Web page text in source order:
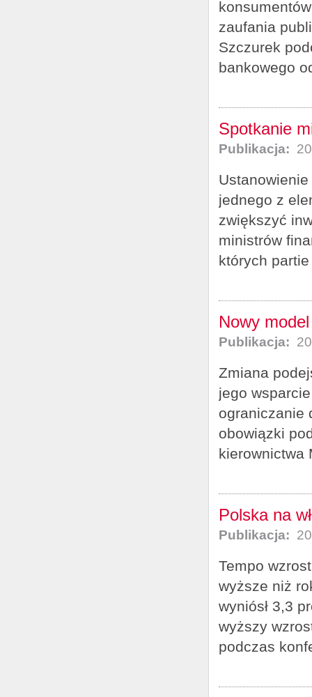
zaufania
Szczurek
bankowego
Spotkanie
Publikacja:
jednego z
zwiększyć
ministrów
których
Nowy
Publikacja:
Zmiana
jego
ograniczanie
obowiązki
kierownictwa
Polska na
Publikacja:
Tempo
wyższe niż
wyniósł 3,3
wyższy
podczas